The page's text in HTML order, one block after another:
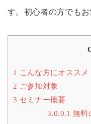
す。初心者の方でもお
1 こんな方にオススメ
2 ご参加対象
3 セミナー概要
3.0.0.1 無料